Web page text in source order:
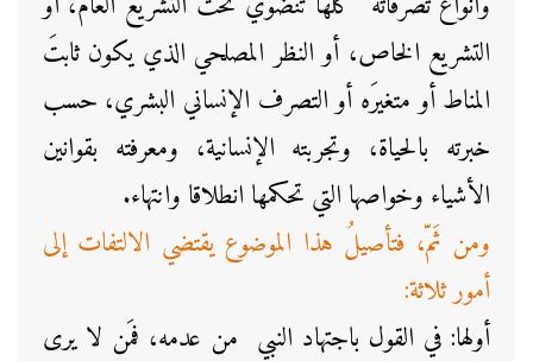
التشريع الخاص، أو النظر المصلحي الذي يكون ثابتَ
المناط أو متغيرَه أو التصرف الإنساني البشري، حسب
خبرته بالحياة، وتجربته الإنسانية، ومعرفته بقوانين
الأشياء وخواصها التي تحكمها انطلاقا وانتهاء.
ومن ثَمّ، فتأصيلُ هذا الموضوع يقتضي الالتفات إلى
أمور ثلاثة:
أولها: في القول باجتهاد النبي من عدمه، فمَن لا يرى